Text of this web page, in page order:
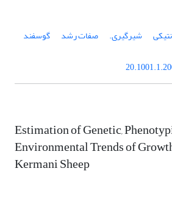
شیرگیری. صفات رشد گوسفند
Estimation of Genetic,
Environmental Trends of
Kermani Sheep